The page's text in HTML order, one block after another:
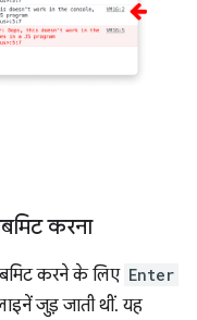
करना
करने के लिए Enter
जुड़ जाती थीं. यह